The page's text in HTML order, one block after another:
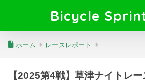
Bicycle
ホーム レースレポート
【2025第4戦】草津ナイトレ